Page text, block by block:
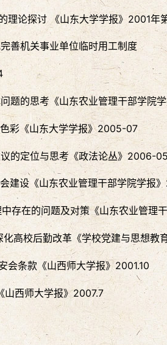
理论探讨 《山东大学学报》2001年
善机关事业单位临时用工制度
题的思考《山东农业管理干部学院
彩《山东大学学报》2005-07
的定位与思考《政法论丛》2006-
建设《山东农业管理干部学院学报
存在的问题及对策《山东农业管理
高校后勤改革《学校党建与思想教
会条款《山西师大学报》2001.10
山西师大学报》2007.7